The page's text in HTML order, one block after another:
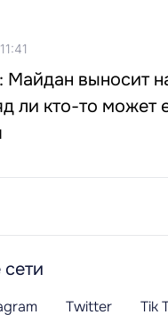
Майдан выносит
ли кто-то может
Twitter
Tik